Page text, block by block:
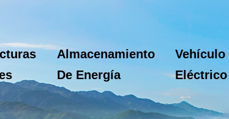
Almacenamiento
De Energía
Vehículo
Eléctrico